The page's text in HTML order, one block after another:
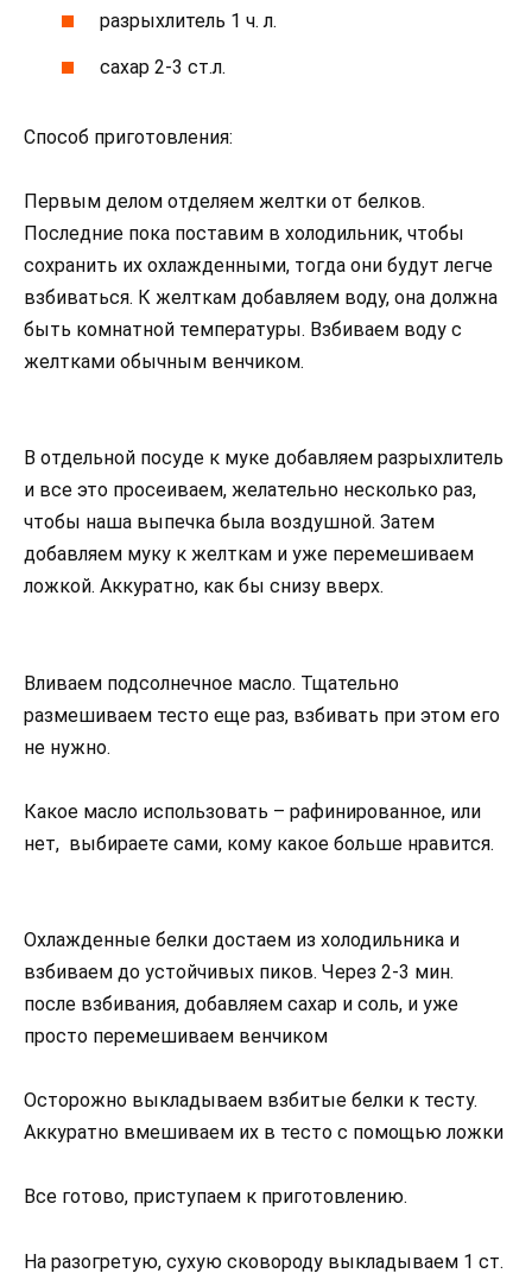
разрыхлитель 1 ч. л.
сахар 2-3 ст.л.
Способ приготовления:
Первым делом отделяем желтки от белков.
Последние пока поставим в холодильник, чтобы
сохранить их охлажденными, тогда они будут легче
взбиваться. К желткам добавляем воду, она должна
быть комнатной температуры. Взбиваем воду с
желтками обычным венчиком.
В отдельной посуде к муке добавляем разрыхлитель
и все это просеиваем, желательно несколько раз,
чтобы наша выпечка была воздушной. Затем
добавляем муку к желткам и уже перемешиваем
ложкой. Аккуратно, как бы снизу вверх.
Вливаем подсолнечное масло. Тщательно
размешиваем тесто еще раз, взбивать при этом его
не нужно.
Какое масло использовать – рафинированное, или
нет, выбираете сами, кому какое больше нравится.
Охлажденные белки достаем из холодильника и
взбиваем до устойчивых пиков. Через 2-3 мин.
после взбивания, добавляем сахар и соль, и уже
просто перемешиваем венчиком
Осторожно выкладываем взбитые белки к тесту.
Аккуратно вмешиваем их в тесто с помощью ложки
Все готово, приступаем к приготовлению.
На разогретую, сухую сковороду выкладываем 1 ст.